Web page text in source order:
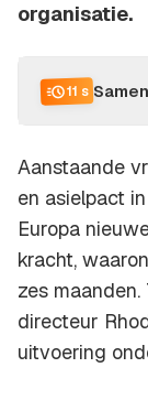
organisatie.
11 s
Aanstaande
en asielpact
Europa
kracht,
zes
directeur
uitvoering